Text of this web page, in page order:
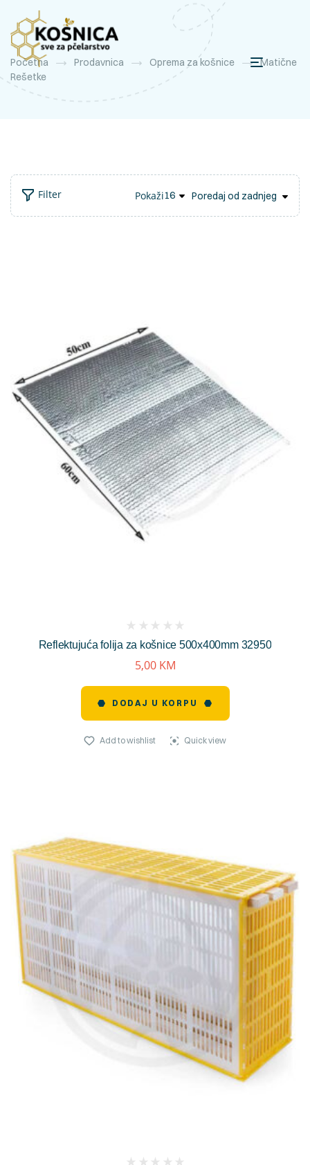
Početna Prodavnica Oprema za košnice
Matične
Rešetke
Filter Pokaži
Reflektujuća folija za košnice 500x400mm 32950
reviews)
5,00 KM
DODAJ U KORPU
Add to wishlist Quick view